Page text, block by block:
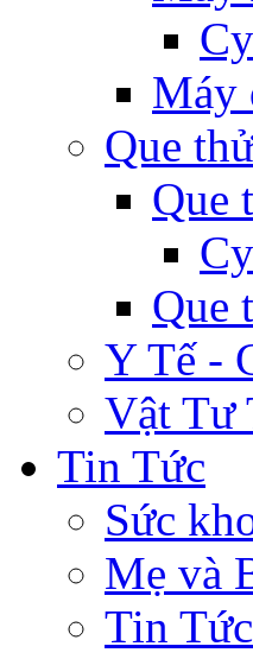
Máy
Que
Que
Que
Y Tế -
Vật Tư
Tin Tức
Sức
Mẹ và
Tin